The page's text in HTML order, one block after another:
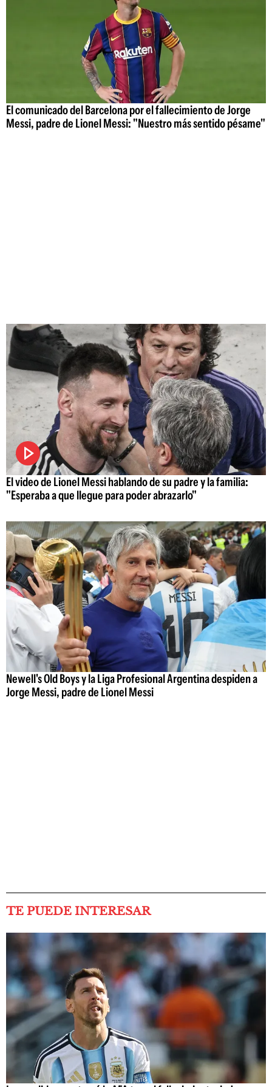
El comunicado del Barcelona por el fallecimiento de Jorge
Messi, padre de Lionel Messi: "Nuestro más sentido pésame"
El video de Lionel Messi hablando de su padre y la familia:
"Esperaba a que llegue para poder abrazarlo"
Newell's Old Boys y la Liga Profesional Argentina despiden a
Jorge Messi, padre de Lionel Messi
TE PUEDE INTERESAR